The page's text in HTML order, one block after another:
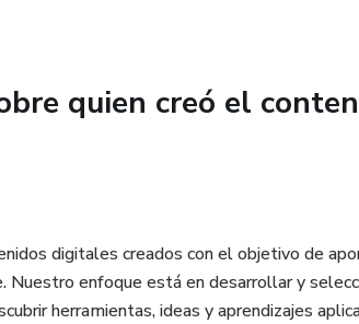
quien creó el
digitales creados con el objetivo de
Nuestro enfoque está en desarrollar y
herramientas, ideas y aprendizajes